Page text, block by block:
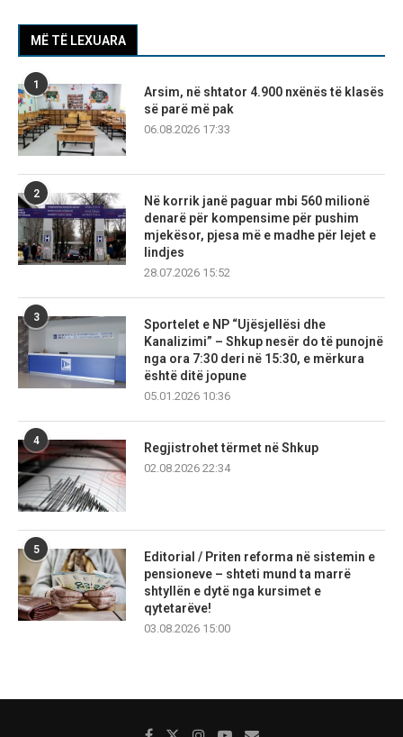
MË TË LEXUARA
1
Arsim, në shtator 4.900 nxënës të klasës
së parë më pak
06.08.2026 17:33
2
Në korrik janë paguar mbi 560 milionë
denarë për kompensime për pushim
mjekësor, pjesa më e madhe për lejet e
lindjes
28.07.2026 15:52
3
Sportelet e NP “Ujësjellësi dhe
Kanalizimi” – Shkup nesër do të punojnë
nga ora 7:30 deri në 15:30, e mërkura
është ditë jopune
05.01.2026 10:36
4
Regjistrohet tërmet në Shkup
02.08.2026 22:34
5
Editorial / Priten reforma në sistemin e
pensioneve – shteti mund ta marrë
shtyllën e dytë nga kursimet e
qytetarëve!
03.08.2026 15:00